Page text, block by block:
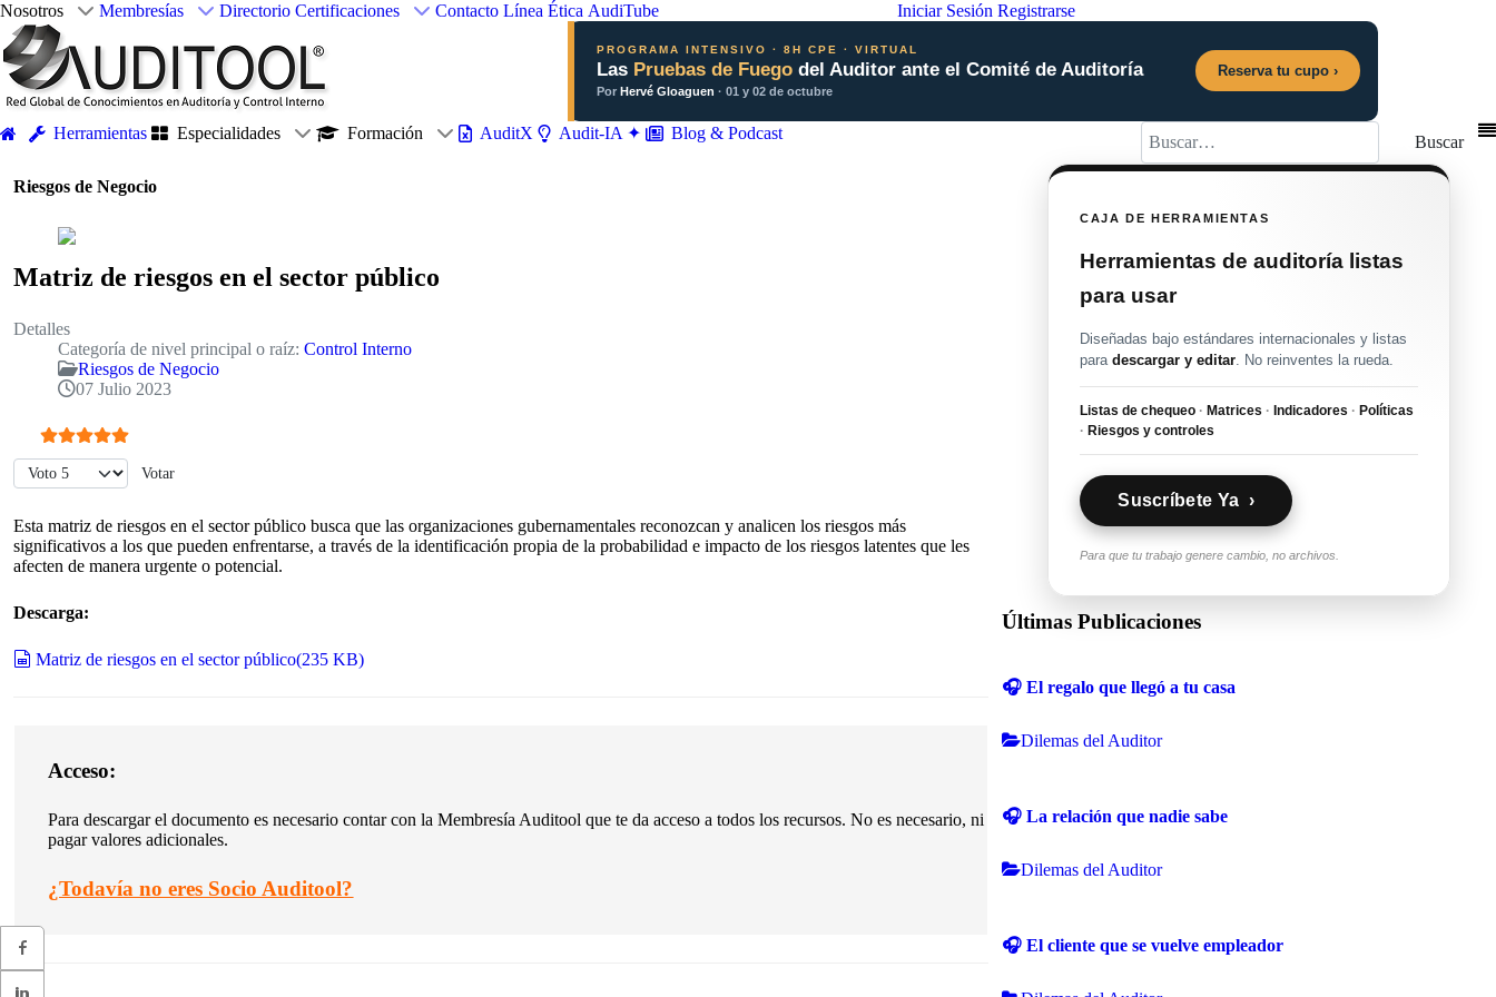
Nosotros Membresías Directorio Certificaciones Contacto Línea Ética AudiTube Iniciar Sesión Registrarse
PROGRAMA INTENSIVO · 8H CPE · VIRTUAL
Las Pruebas de Fuegodel Auditor ante el Comité de Auditoría
Por Hervé Gloaguen · 01 y 02 de octubre
Reserva tu cupo ›
Herramientas Especialidades Formación AuditX Audit-IA ✦ Blog & Podcast Buscar
Buscar
Riesgos de Negocio
Matriz de riesgos en el sector público
Detalles
Categoría de nivel principal o raíz: Control Interno
Riesgos de Negocio
07 Julio 2023
Ratio:5/5
Por favor, vote
Esta matriz de riesgos en el sector público busca que las organizaciones gubernamentales reconozcan y analicen los riesgos más
significativos a los que pueden enfrentarse, a través de la identificación propia de la probabilidad e impacto de los riesgos latentes que les
afecten de manera urgente o potencial.
Descarga:
spreadsheet
Matriz de riesgos en el sector público(235 KB)
Acceso:
Para descargar el documento es necesario contar con la Membresía Auditool que te da acceso a todos los recursos.No es necesario, ni
pagar valores adicionales.
¿Todavía no eres Socio Auditool?
CAJA DE HERRAMIENTAS
Herramientas de auditoría listas
para usar
Diseñadas bajo estándares internacionales y listas
paradescargar y editar. No reinventes la rueda.
Listas de chequeo · Matrices · Indicadores · Políticas
· Riesgos y controles
Suscríbete Ya ›
Para que tu trabajo genere cambio, no archivos.
Últimas Publicaciones
🎧 El regalo que llegó a tu casa
Dilemas del Auditor
🎧 La relación que nadie sabe
Dilemas del Auditor
🎧 El cliente que se vuelve empleador